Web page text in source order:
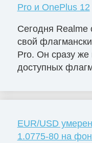
Pro и OnePlus 12
Сегодня Realme
свой
Pro. Он сразу
доступных
EUR/USD
1.0775-80 на